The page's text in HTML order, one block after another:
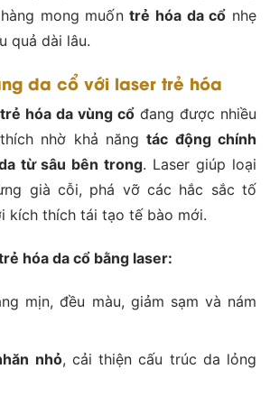
mong muốntrẻ hóa da cổ nhẹ
quả dài lâu.
da cổ với laser trẻ hóa
hóa da vùng cổ đang được nhiều
nhờ khả năngtác động chính
từ sâu bên trong. Laser giúp loại
già cỗi, phá vỡ các hắc sắc tố
kích thích tái tạo tế bào mới.
hóa da cổ bằng laser:
mịn, đều màu, giảm sạm và nám
nhỏ, cải thiện cấu trúc da lỏng